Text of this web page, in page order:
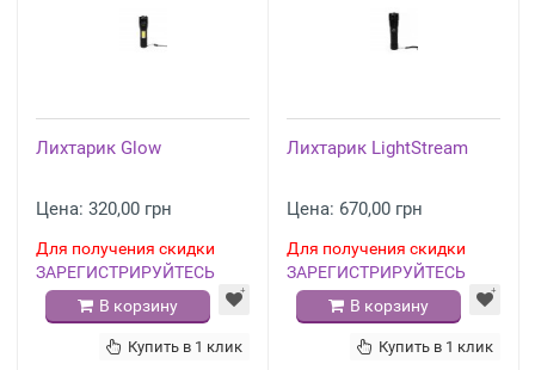
Лихтарик Glow
Цена: 320,00 грн
Для получения скидки
ЗАРЕГИСТРИРУЙТЕСЬ
В корзину
Купить в 1 клик
Лихтарик LightStream
Цена: 670,00 грн
Для получения скидки
ЗАРЕГИСТРИРУЙТЕСЬ
В корзину
Купить в 1 клик